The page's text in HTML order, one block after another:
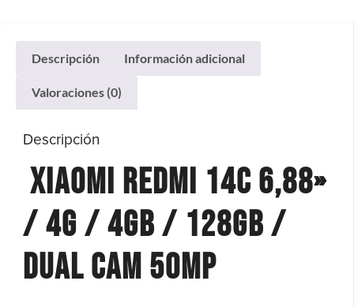
Descripción Información adicional
Valoraciones (0)
Descripción
Xiaomi Redmi 14c 6,88»
/ 4G / 4gb / 128gb /
Dual Cam 50mp